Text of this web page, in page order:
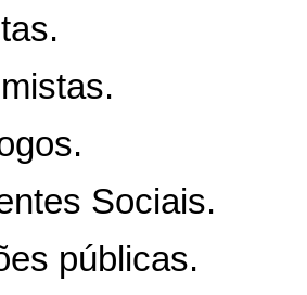
Sociais.
públicas.